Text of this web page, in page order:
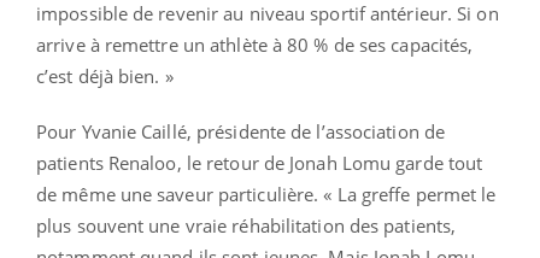
impossible de revenir au niveau sportif antérieur. Si on
arrive à remettre un athlète à 80 % de ses capacités,
c’est déjà bien. »
Pour Yvanie Caillé, présidente de l’association de
patients Renaloo, le retour de Jonah Lomu garde tout
de même une saveur particulière. « La greffe permet le
plus souvent une vraie réhabilitation des patients,